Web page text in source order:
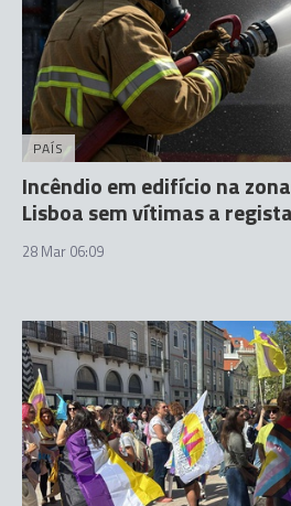
PAÍS
Incêndio em edifício na
Lisboa sem vítimas a
28 Mar 06:09